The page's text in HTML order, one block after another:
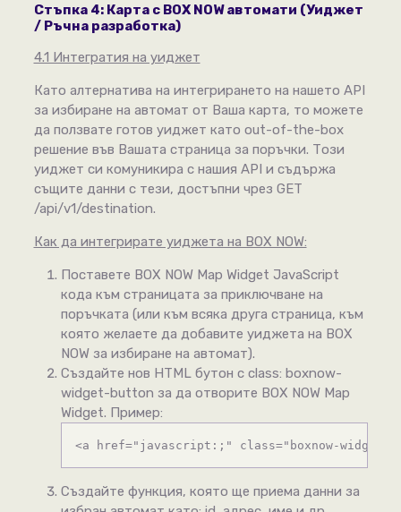
Стъпка 4: Карта с BOX NOW автомати (Уиджет
/ Ръчна разработка)
4.1 Интегратия на уиджет
Като алтернатива на интегрирането на нашето API
за избиране на автомат от Ваша карта, то можете
да ползвате готов уиджет като out-of-the-box
решение във Вашата страница за поръчки. Този
уиджет си комуникира с нашия API и съдържа
същите данни с тези, достъпни чрез GET
/api/v1/destination.
Как да интегрирате уиджета на BOX NOW:
Поставете BOX NOW Map Widget JavaScript
кода към страницата за приключване на
поръчката (или към всяка друга страница, към
която желаете да добавите уиджета на BOX
NOW за избиране на автомат).
Създайте нов HTML бутон с class: boxnow-
widget-button за да отворите BOX NOW Map
Widget. Пример:
<a href="javascript:;" class="boxnow-widget-
Създайте функция, която ще приема данни за